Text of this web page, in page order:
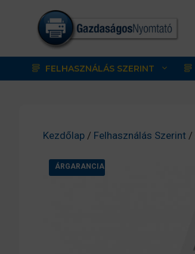
tartalomba
FELHASZNÁLÁS SZERINT
Kezdőlap / Felhasználás Szerint /
ÁRGARANCIA